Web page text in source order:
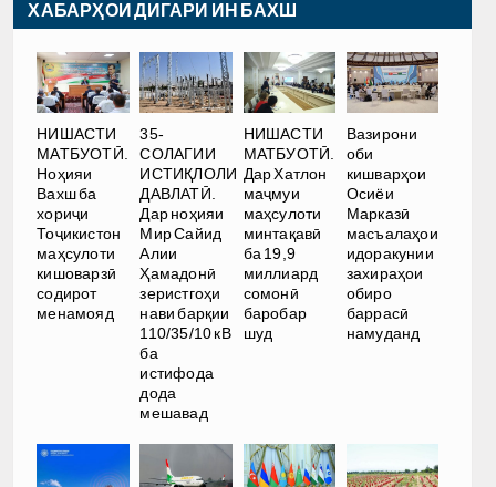
ХАБАРҲОИ ДИГАРИ ИН БАХШ
НИШАСТИ
МАТБУОТӢ.
Ноҳияи
Вахш ба
хориҷи
Тоҷикистон
маҳсулоти
кишоварзӣ
содирот
менамояд
35-
СОЛАГИИ
ИСТИҚЛОЛИ
ДАВЛАТӢ.
Дар ноҳияи
Мир Сайид
Алии
Ҳамадонӣ
зеристгоҳи
нави барқии
110/35/10 кВ
ба
истифода
дода
мешавад
НИШАСТИ
МАТБУОТӢ.
Дар Хатлон
маҷмуи
маҳсулоти
минтақавӣ
ба 19,9
миллиард
сомонӣ
баробар
шуд
Вазирони
оби
кишварҳои
Осиёи
Марказӣ
масъалаҳои
идоракунии
захираҳои
обиро
баррасӣ
намуданд